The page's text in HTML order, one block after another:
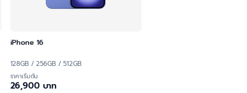
iPhone 16
128GB / 256GB / 512GB
ราคาเริ่มต้น
26,900 บาท